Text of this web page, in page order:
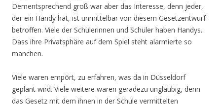
Dementsprechend groß war aber das Interesse, denn jeder,
der ein Handy hat, ist unmittelbar von diesem Gesetzentwurf
betroffen. Viele der Schülerinnen und Schüler haben Handys.
Dass ihre Privatsphäre auf dem Spiel steht alarmierte so
manchen.
Viele waren empört, zu erfahren, was da in Düsseldorf
geplant wird. Viele weitere waren geradezu ungläubig, denn
das Gesetz mit dem ihnen in der Schule vermittelten